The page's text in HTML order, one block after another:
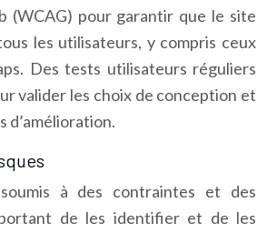
(WCAG) pour garantir que le site
les utilisateurs, y compris ceux
Des tests utilisateurs réguliers
valider les choix de conception et
d’amélioration.
à des contraintes et des
de les identifier et de les